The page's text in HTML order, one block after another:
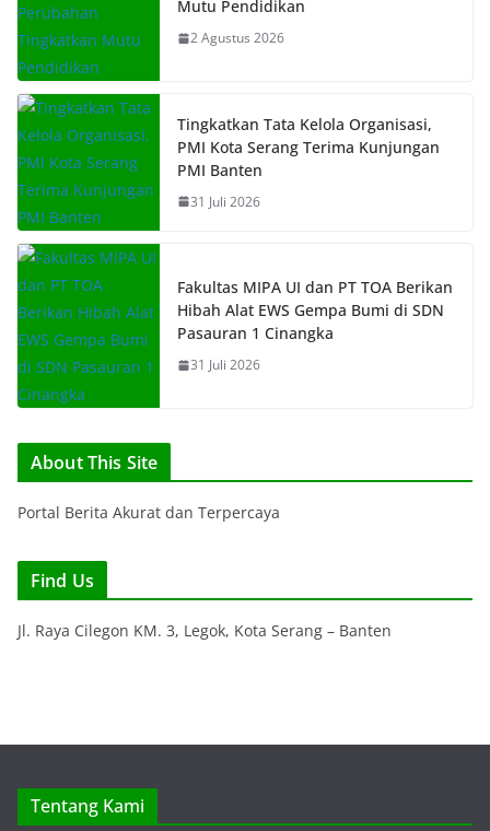
Mutu Pendidikan
2 Agustus 2026
Tingkatkan Tata Kelola Organisasi,
PMI Kota Serang Terima Kunjungan
PMI Banten
31 Juli 2026
Fakultas MIPA UI dan PT TOA Berikan
Hibah Alat EWS Gempa Bumi di SDN
Pasauran 1 Cinangka
31 Juli 2026
About This Site
Portal Berita Akurat dan Terpercaya
Find Us
Jl. Raya Cilegon KM. 3, Legok, Kota Serang – Banten
Tentang Kami